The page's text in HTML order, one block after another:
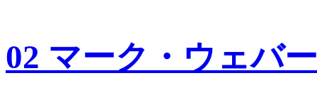
02 マーク・ウェバー